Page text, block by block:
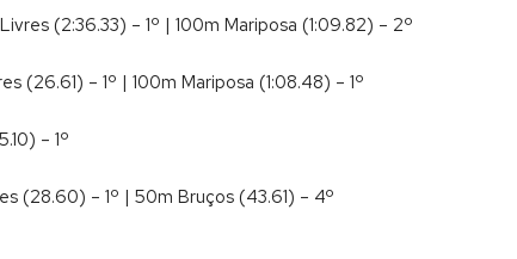
(2:36.33) – 1º | 100m Mariposa (1:09.82) – 2º
(26.61) – 1º | 100m Mariposa (1:08.48) – 1º
– 1º
(28.60) – 1º | 50m Bruços (43.61) – 4º